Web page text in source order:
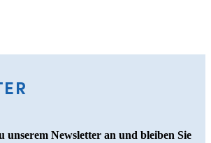
unserem Newsletter an und bleiben Sie